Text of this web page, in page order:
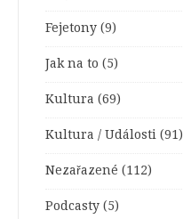
Fejetony (9)
Jak na to (5)
Kultura (69)
Kultura / Události (91)
Nezařazené (112)
Podcasty (5)